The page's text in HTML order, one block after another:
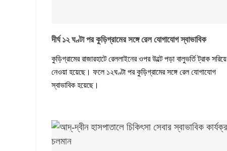
দীর্ঘ ১২ ঘণ্টা পর কুড়িগ্রামের সঙ্গে রেল যোগাযোগ স্বাভাবিক
কুড়িগ্রামের রাজারহাটে রেললাইনের ওপর উল্টে পড়া বালুভর্তি ট্রাক সরিয়ে
নেওয়া হয়েছে। ফলে ১২ঘণ্টা পর কুড়িগ্রামের সঙ্গে রেল যোগাযোগ
স্বাভাবিক হয়েছে।